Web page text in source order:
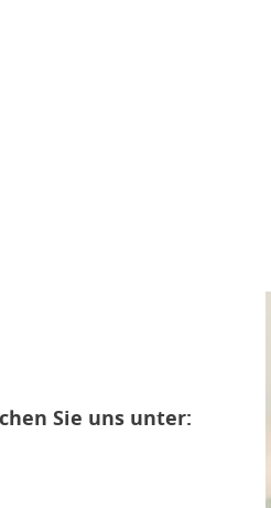
Sie uns unter: